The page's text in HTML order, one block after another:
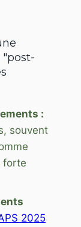
:
souvent
forte
2025